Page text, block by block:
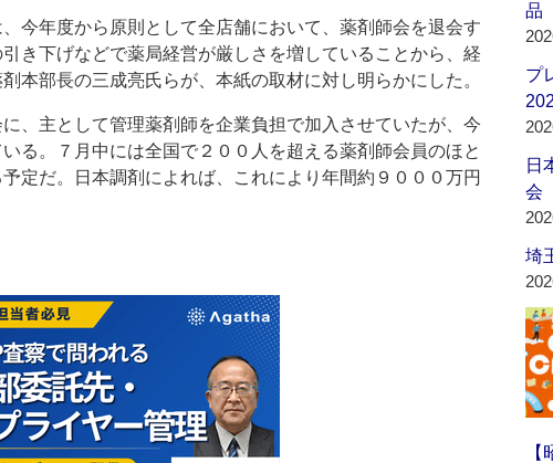
今年度から原則として全店舗において、薬剤師会を退会す
き下げなどで薬局経営が厳しさを増していることから、経
本部長の三成亮氏らが、本紙の取材に対し明らかにした。
、主として管理薬剤師を企業負担で加入させていたが、今
る。７月中には全国で２００人を超える薬剤師会員のほと
定だ。日本調剤によれば、これにより年間約９０００万円
品
プ
日
会
埼